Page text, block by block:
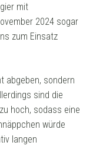
mit
2024 sogar
zum Einsatz
abgeben, sondern
sind die
hoch, sodass eine
würde
langen